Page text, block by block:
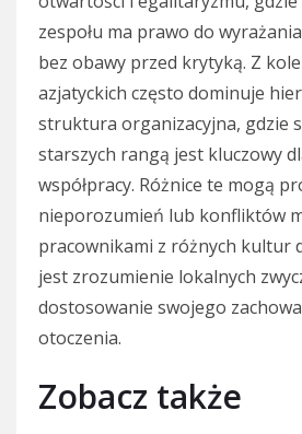
zespołu ma prawo do
bez obawy przed krytyką. Z
azjatyckich często dominuje
struktura organizacyjna, gdzie
starszych rangą jest kluczowy
współpracy. Różnice te mogą
nieporozumień lub konfliktów
pracownikami z różnych kultur
jest zrozumienie lokalnych
dostosowanie swojego
otoczenia.
Zobacz także